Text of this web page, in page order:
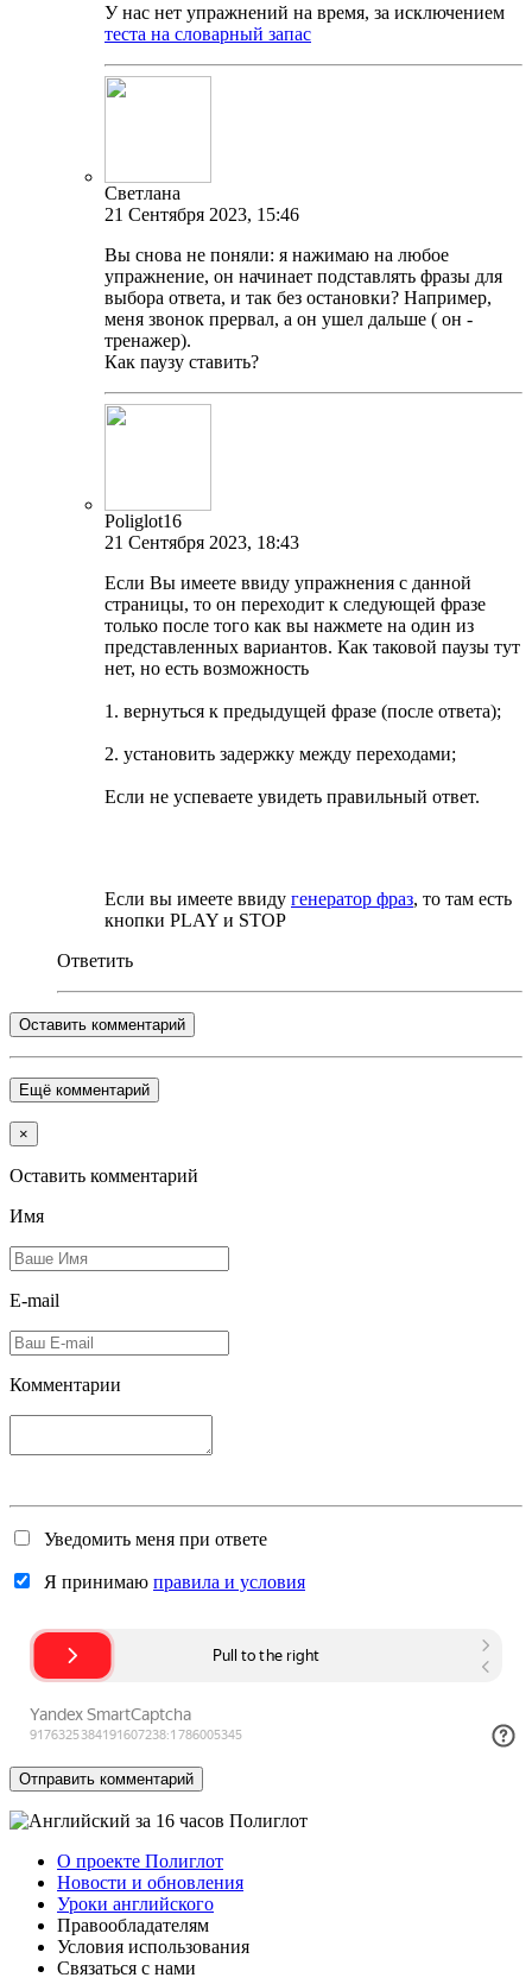
У нас нет упражнений на время, за исключением
теста на словарный запас
Светлана
21 Сентября 2023, 15:46
Вы снова не поняли: я нажимаю на любое
упражнение, он начинает подставлять фразы для
выбора ответа, и так без остановки? Например,
меня звонок прервал, а он ушел дальше ( он -
тренажер).
Как паузу ставить?
Poliglot16
21 Сентября 2023, 18:43
Если Вы имеете ввиду упражнения с данной
страницы, то он переходит к следующей фразе
только после того как вы нажмете на один из
представленных вариантов. Как таковой паузы тут
нет, но есть возможность
1. вернуться к предыдущей фразе (после ответа);
2. установить задержку между переходами;
Если не успеваете увидеть правильный ответ.
Если вы имеете ввиду генератор фраз, то там есть
кнопки PLAY и STOP
Ответить
Оставить комментарий
Ещё комментарий
×
Оставить комментарий
Имя
E-mail
Комментарии
Уведомить меня при ответе
Я принимаю правила и условия
Отправить комментарий
О проекте Полиглот
Новости и обновления
Уроки английского
Правообладателям
Условия использования
Связаться с нами